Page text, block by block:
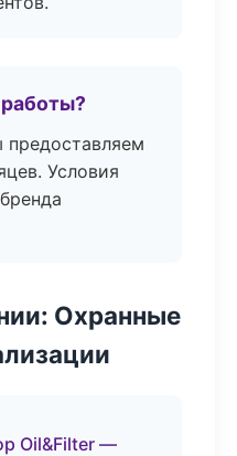
работы?
Условия
Охранные
Oil&Filter —